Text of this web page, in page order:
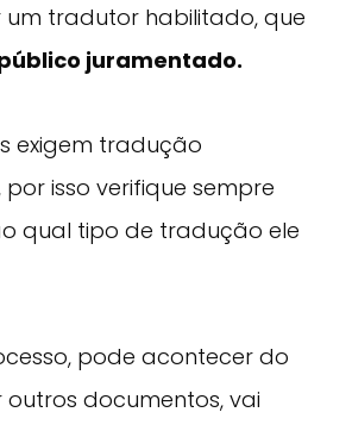
tradutor habilitado, que
juramentado.
exigem tradução
isso verifique sempre
qual tipo de tradução ele
pode acontecer do
outros documentos, vai